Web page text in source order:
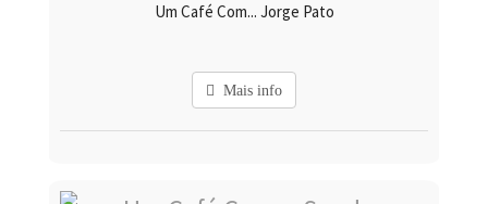
Um Café Com... Jorge Pato
Mais info